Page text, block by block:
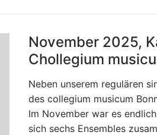
November 2025,
Chollegium
Neben unserem regulären
des collegium musicum
Im November war es
sich sechs Ensembles